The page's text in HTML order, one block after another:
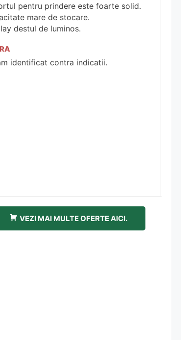
pentru prindere este foarte solid.
mare de stocare.
destul de luminos.
identificat contra indicatii.
VEZI MAI MULTE OFERTE AICI.